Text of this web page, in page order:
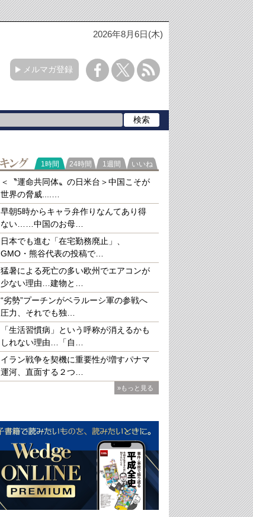
2026年8月6日(木)
メルマガ登録
ランキング
1時間 24時間 1週間 いいね
＜〝運命共同体〟の日米台＞中国こそが
世界の脅威....…
早朝5時からキャラ弁作りなんてあり得
ない……中国のお母…
日本でも進む「在宅勤務廃止」、
GMO・熊谷代表の投稿で…
猛暑による死亡の多い欧州でエアコンが
少ない理由…建物と…
“劣勢”プーチンがベラルーシ軍の参戦へ
圧力、それでも独…
「生活習慣病」という呼称が消えるかも
しれない理由…「自…
イラン戦争を契機に重要性が増すパナマ
運河、直面する２つ…
»もっと見る